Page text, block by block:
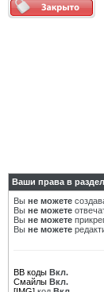
Ваши права в
Вы не можете
Вы не можете
Вы не можете
Вы не можете
BB коды Вкл.
Смайлы Вкл.